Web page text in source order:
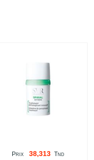
PRIX 38,313 TND